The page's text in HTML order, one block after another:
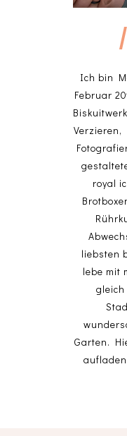
Ich bin
Februar
Verzieren,
royal
liebsten
lebe mit
Garten.